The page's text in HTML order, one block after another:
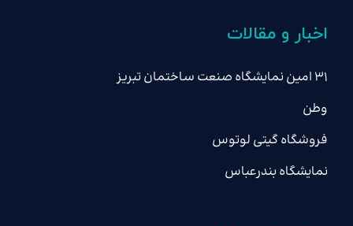
اخبار و مقالات
۳۱ امین نمایشگاه صنعت ساختمان تبریز
وطن
فروشگاه گیتی لوتوس
نمایشگاه بندرعباس